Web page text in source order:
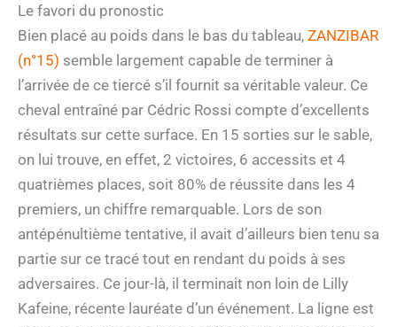
Le favori du pronostic
Bien placé au poids dans le bas du tableau, ZANZIBAR
(n°15) semble largement capable de terminer à
l’arrivée de ce tiercé s’il fournit sa véritable valeur. Ce
cheval entraîné par Cédric Rossi compte d’excellents
résultats sur cette surface. En 15 sorties sur le sable,
on lui trouve, en effet, 2 victoires, 6 accessits et 4
quatrièmes places, soit 80% de réussite dans les 4
premiers, un chiffre remarquable. Lors de son
antépénultième tentative, il avait d’ailleurs bien tenu sa
partie sur ce tracé tout en rendant du poids à ses
adversaires. Ce jour-là, il terminait non loin de Lilly
Kafeine, récente lauréate d’un événement. La ligne est